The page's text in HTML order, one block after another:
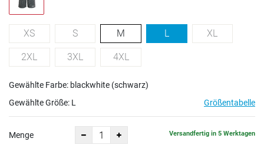
XS S M L XL
2XL 3XL 4XL
Gewählte Farbe: blackwhite (schwarz)
Gewählte Größe: L Größentabelle
Menge Versandfertig in 5 Werktagen